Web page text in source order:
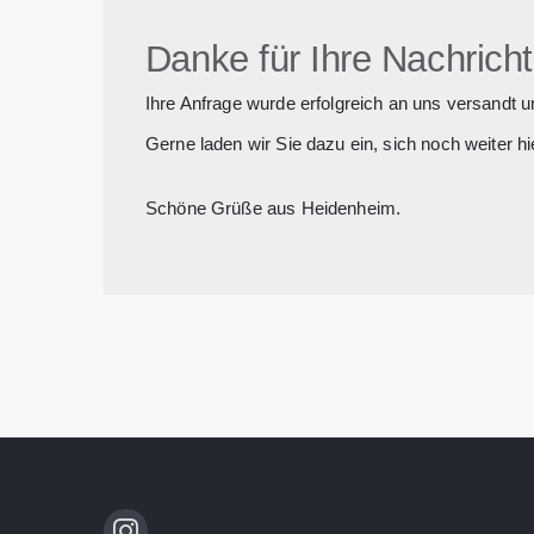
Danke für Ihre
Ihre Anfrage wurde erfolgreich an uns versandt
Gerne laden wir Sie dazu ein, sich noch weiter
Schöne Grüße aus Heidenheim.